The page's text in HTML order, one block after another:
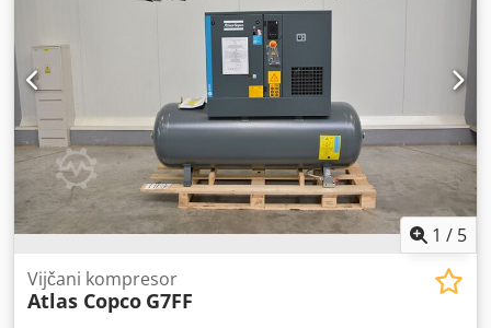
1 / 5
Vijčani kompresor
Atlas Copco G7FF